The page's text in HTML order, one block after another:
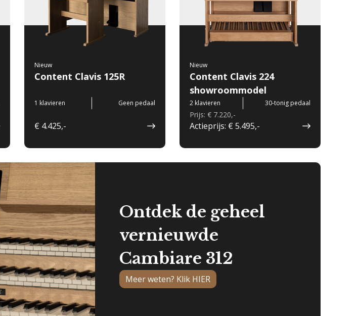
Nieuw
Content Clavis 125R
1 klavieren Geen pedaal
€ 4.425,-
Nieuw
Content Clavis 224
showroommodel
2 klavieren 30-tonig pedaal
Prijs: € 7.220,-
Actieprijs: € 5.495,-
Ontdek de geheel
vernieuwde
Cambiare 312
Meer weten? Klik HIER